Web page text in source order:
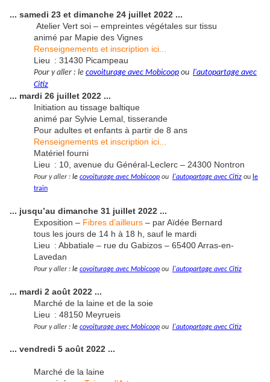
... samedi 23 et dimanche 24 juillet 2022 ...
Atelier Vert soi – empreintes végétales sur tissu
animé par Mapie des Vignes
Renseignements et inscription ici...
Lieu : 31430 Picampeau
Pour y aller : le covoiturage avec Mobicoop ou l'autopartage avec
Citiz
... mardi 26 juillet 2022 ...
Initiation au tissage baltique
animé par Sylvie Lemal, tisserande
Pour adultes et enfants à partir de 8 ans
Renseignements et inscription ici...
Matériel fourni
Lieu : 10, avenue du Général-Leclerc – 24300 Nontron
Pour y aller : le covoiturage avec Mobicoop ou l'autopartage avec Citiz ou le
train
... jusqu’au dimanche 31 juillet 2022 ...
Exposition – Fibres d’ailleurs – par Aïdée Bernard
tous les jours de 14 h à 18 h, sauf le mardi
Lieu : Abbatiale – rue du Gabizos – 65400 Arras-en-
Lavedan
Pour y aller : le covoiturage avec Mobicoop ou l'autopartage avec Citiz
... mardi 2 août 2022 ...
Marché de la laine et de la soie
Lieu : 48150 Meyrueis
Pour y aller : le covoiturage avec Mobicoop ou l'autopartage avec Citiz
... vendredi 5 août 2022 ...
Marché de la laine